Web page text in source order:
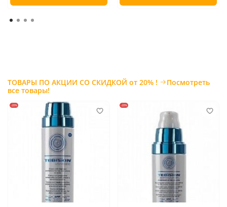
ТОВАРЫ ПО АКЦИИ СО СКИДКОЙ от 20% !
Посмотреть
все товары!
-20% -20%